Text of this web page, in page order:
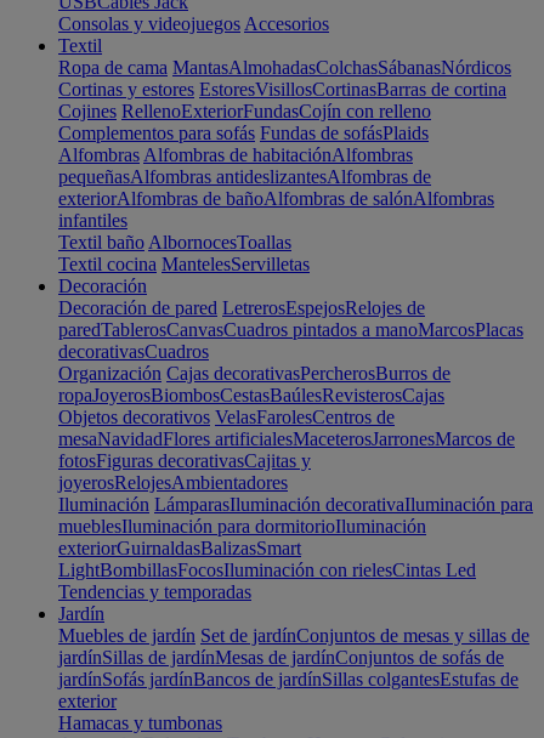
Consolas y videojuegos Accesorios
Textil
Ropa de cama MantasAlmohadasColchasSábanasNórdicos
Cortinas y estores EstoresVisillosCortinasBarras de cortina
Cojines RellenoExteriorFundasCojín con relleno
Complementos para sofás Fundas de sofásPlaids
Alfombras Alfombras de habitaciónAlfombras
pequeñasAlfombras antideslizantesAlfombras de
exteriorAlfombras de bañoAlfombras de salónAlfombras
infantiles
Textil baño AlbornocesToallas
Textil cocina MantelesServilletas
Decoración
Decoración de pared LetrerosEspejosRelojes de
paredTablerosCanvasCuadros pintados a manoMarcosPlacas
decorativasCuadros
Organización Cajas decorativasPercherosBurros de
ropaJoyerosBiombosCestasBaúlesRevisterosCajas
Objetos decorativos VelasFarolesCentros de
mesaNavidadFlores artificialesMaceterosJarronesMarcos de
fotosFiguras decorativasCajitas y
joyerosRelojesAmbientadores
Iluminación LámparasIluminación decorativaIluminación para
mueblesIluminación para dormitorioIluminación
exteriorGuirnaldasBalizasSmart
LightBombillasFocosIluminación con rielesCintas Led
Tendencias y temporadas
Jardín
Muebles de jardín Set de jardínConjuntos de mesas y sillas de
jardínSillas de jardínMesas de jardínConjuntos de sofás de
jardínSofás jardínBancos de jardínSillas colgantesEstufas de
exterior
Hamacas y tumbonas